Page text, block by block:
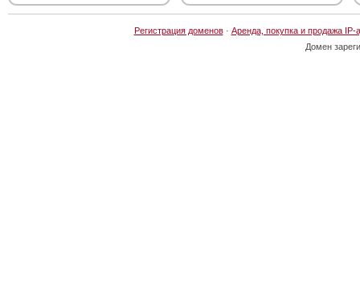
Регистрация доменов· Аренда, покупка и продажа IP-
Домен